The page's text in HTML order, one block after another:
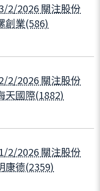
2/2026 關注股份
創業(586)
2/2026 關注股份
天國際(1882)
2/2026 關注股份
康德(2359)